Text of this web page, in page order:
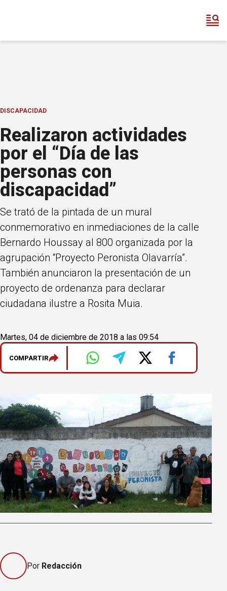
DISCAPACIDAD
Realizaron actividades
por el “Día de las
personas con
discapacidad”
Se trató de la pintada de un mural
conmemorativo en inmediaciones de la calle
Bernardo Houssay al 800 organizada por la
agrupación “Proyecto Peronista Olavarría”.
También anunciaron la presentación de un
proyecto de ordenanza para declarar
ciudadana ilustre a Rosita Muia.
Martes, 04 de diciembre de 2018 a las 09:54
COMPARTIR
Por Redacción